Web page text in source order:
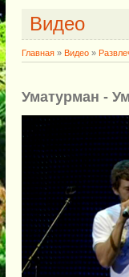
Видео
Главная » Видео »
Уматурман -